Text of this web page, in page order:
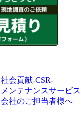
会貢献-CSR-
ンテナンスサービス
社のご担当者様へ